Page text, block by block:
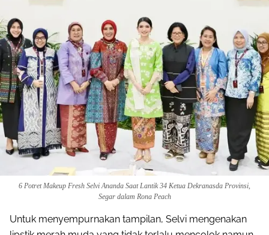
6 Potret Makeup Fresh Selvi Ananda Saat Lantik 34 Ketua Dekranasda Provinsi,
Segar dalam Rona Peach
Untuk menyempurnakan tampilan, Selvi mengenakan